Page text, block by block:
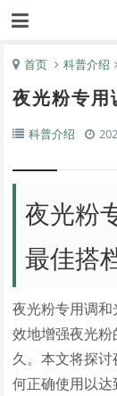
首页 科普介绍
夜光粉专
科普介绍
夜光粉
最佳搭
夜光粉专用调
效地增强夜光
久。本文将探
何正确使用以达